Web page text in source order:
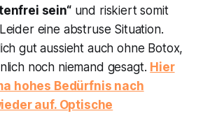
sein“und riskiert somit
eine abstruse Situation.
gut aussieht auch ohne Botox,
noch niemand gesagt. Hier
hohes Bedürfnis nach
auf. Optische